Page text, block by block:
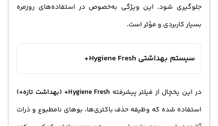
جلوگیری شود. این ویژگی به‌خصوص در استفاده‌های روزمره
بسیار کاربردی و مؤثر است.
سیستم بهداشتی Hygiene Fresh+
در این یخچال از فیلتر پیشرفته Hygiene Fresh+ (بهداشت تازه+)
استفاده شده که وظیفه حذف باکتری‌ها، بوهای نامطبوع و ذرات